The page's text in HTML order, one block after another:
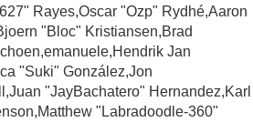
Rayes,Oscar "Ozp" Rydhé,Aaron
"Bloc" Kristiansen,Brad
Jan
"Suki" González,Jon
"JayBachatero" Hernandez,Karl
"Labradoodle-360"